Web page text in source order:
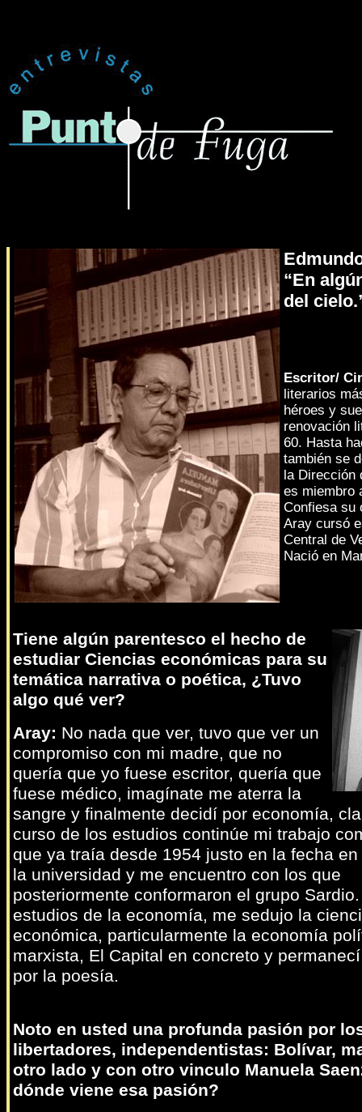
“En
del
Escritor/
literarios
héroes y
renovación
60. Hasta
también se
la Dirección
es miembro
Confiesa su
Aray cursó
Central de
Nació en
Tiene algún parentesco el hecho de
estudiar Ciencias económicas para su
temática narrativa o poética, ¿Tuvo
algo qué ver?
Aray: No nada que ver, tuvo que ver un
compromiso con mi madre, que no
quería que yo fuese escritor, quería que
fuese médico, imagínate me aterra la
sangre y finalmente decidí por economía,
curso de los estudios continúe mi trabajo
que ya traía desde 1954 justo en la fecha
la universidad y me encuentro con los que
posteriormente conformaron el grupo
estudios de la economía, me sedujo la
económica, particularmente la economía
marxista, El Capital en concreto y
por la poesía.
Noto en usted una profunda pasión por
libertadores, independentistas: Bolívar,
otro lado y con otro vinculo Manuela
dónde viene esa pasión?